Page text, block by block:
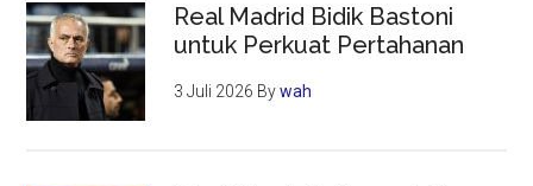
Real Madrid Bidik Bastoni
untuk Perkuat Pertahanan
3 Juli 2026 Bywah